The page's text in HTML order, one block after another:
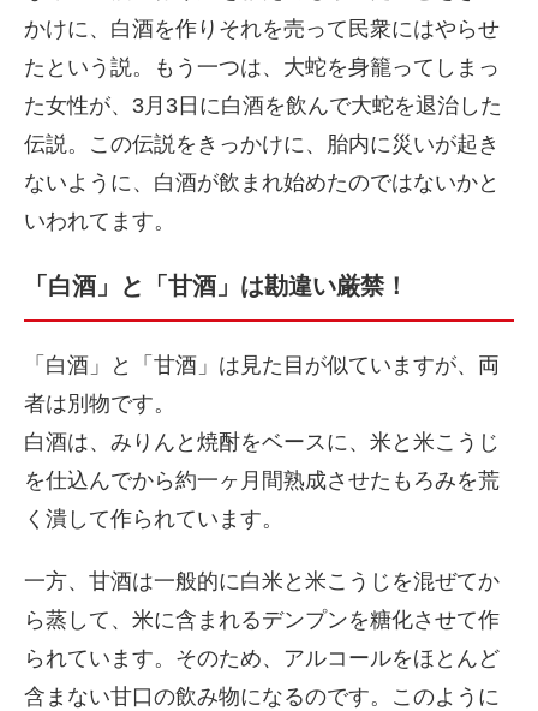
かけに、白酒を作りそれを売って民衆にはやらせ
たという説。もう一つは、大蛇を身籠ってしまっ
た女性が、3月3日に白酒を飲んで大蛇を退治した
伝説。この伝説をきっかけに、胎内に災いが起き
ないように、白酒が飲まれ始めたのではないかと
いわれてます。
「白酒」と「甘酒」は勘違い厳禁！
「白酒」と「甘酒」は見た目が似ていますが、両
者は別物です。
白酒は、みりんと焼酎をベースに、米と米こうじ
を仕込んでから約一ヶ月間熟成させたもろみを荒
く潰して作られています。
一方、甘酒は一般的に白米と米こうじを混ぜてか
ら蒸して、米に含まれるデンプンを糖化させて作
られています。そのため、アルコールをほとんど
含まない甘口の飲み物になるのです。このように